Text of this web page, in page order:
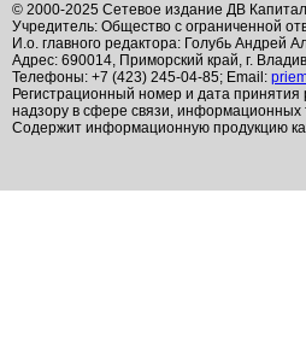
© 2000-2025 Сетевое издание ДВ Капитал
Учредитель: Общество с ограниченной
И.о. главного редактора: Голубь Андрей
Адрес: 690014, Приморский край, г.
Телефоны: +7 (423) 245-04-85; Email:
Регистрационный номер и дата
надзору в сфере связи, информационных
Содержит информационную продукцию